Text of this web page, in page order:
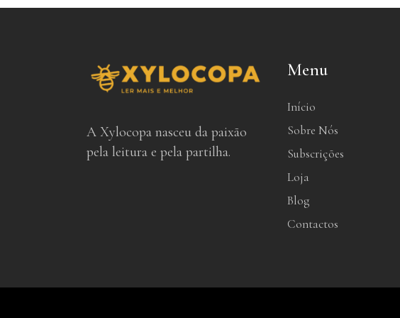
A Xylocopa nasceu da paixão
pela leitura e pela partilha.
Menu
Início
Sobre Nós
Subscrições
Loja
Blog
Contactos